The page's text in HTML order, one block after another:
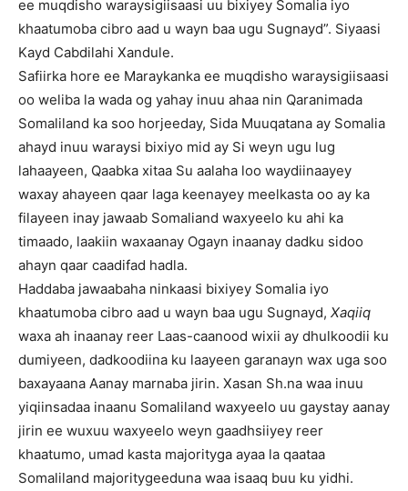
ee muqdisho waraysigiisaasi uu bixiyey Somalia iyo
khaatumoba cibro aad u wayn baa ugu Sugnayd”. Siyaasi
Kayd Cabdilahi Xandule.
Safiirka hore ee Maraykanka ee muqdisho waraysigiisaasi
oo weliba la wada og yahay inuu ahaa nin Qaranimada
Somaliland ka soo horjeeday, Sida Muuqatana ay Somalia
ahayd inuu waraysi bixiyo mid ay Si weyn ugu lug
lahaayeen, Qaabka xitaa Su aalaha loo waydiinaayey
waxay ahayeen qaar laga keenayey meelkasta oo ay ka
filayeen inay jawaab Somaliand waxyeelo ku ahi ka
timaado, laakiin waxaanay Ogayn inaanay dadku sidoo
ahayn qaar caadifad hadla.
Haddaba jawaabaha ninkaasi bixiyey Somalia iyo
khaatumoba cibro aad u wayn baa ugu Sugnayd, Xaqiiq
waxa ah inaanay reer Laas-caanood wixii ay dhulkoodii ku
dumiyeen, dadkoodiina ku laayeen garanayn wax uga soo
baxayaana Aanay marnaba jirin. Xasan Sh.na waa inuu
yiqiinsadaa inaanu Somaliland waxyeelo uu gaystay aanay
jirin ee wuxuu waxyeelo weyn gaadhsiiyey reer
khaatumo, umad kasta majorityga ayaa la qaataa
Somaliland majoritygeeduna waa isaaq buu ku yidhi.